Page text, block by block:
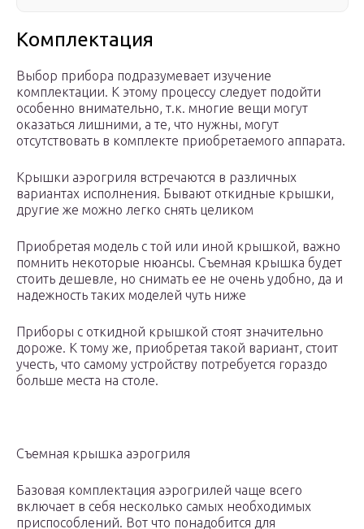
Комплектация
Выбор прибора подразумевает изучение
комплектации. К этому процессу следует подойти
особенно внимательно, т.к. многие вещи могут
оказаться лишними, а те, что нужны, могут
отсутствовать в комплекте приобретаемого аппарата.
Крышки аэрогриля встречаются в различных
вариантах исполнения. Бывают откидные крышки,
другие же можно легко снять целиком
Приобретая модель с той или иной крышкой, важно
помнить некоторые нюансы. Съемная крышка будет
стоить дешевле, но снимать ее не очень удобно, да и
надежность таких моделей чуть ниже
Приборы с откидной крышкой стоят значительно
дороже. К тому же, приобретая такой вариант, стоит
учесть, что самому устройству потребуется гораздо
больше места на столе.
Съемная крышка аэрогриля
Базовая комплектация аэрогрилей чаще всего
включает в себя несколько самых необходимых
приспособлений. Вот что понадобится для